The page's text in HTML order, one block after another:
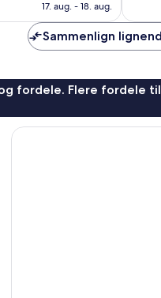
391 kr.
17. aug. - 18. aug.
Sammenlign
fordele. Flere fordele